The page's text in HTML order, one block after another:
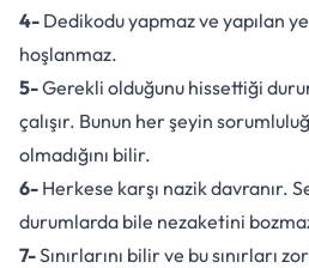
4- Dedikodu yapmaz ve yapılan
hoşlanmaz.
5-Gerekli olduğunu hissettiği
çalışır. Bunun her şeyin
olmadığını bilir.
6- Herkese karşı nazik davranır.
durumlarda bile nezaketini
7-Sınırlarını bilir ve bu sınırları